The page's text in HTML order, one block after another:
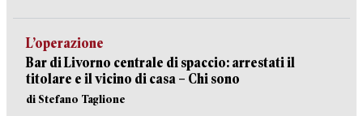
L’operazione
Bar di Livorno centrale di spaccio: arrestati il
titolare e il vicino di casa – Chi sono
di Stefano Taglione